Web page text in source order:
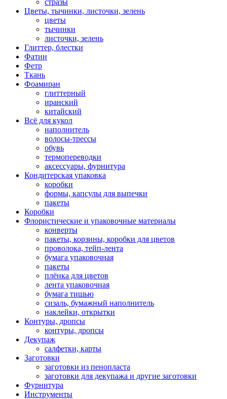
стразы
Цветы, тычинки, листочки, зелень
цветы
тычинки
листочки, зелень
Глиттер, блестки
Фатин
Фетр
Ткань
Фоамиран
глиттерный
иранский
китайский
Всё для кукол
наполнитель
волосы-трессы
обувь
термопереводки
аксессуары, фурнитура
Кондитерская упаковка
коробки
формы, капсулы для выпечки
пакеты
Коробки
Флористические и упаковочные материалы
конверты
пакеты, корзины, коробки для цветов
проволока, тейп-лента
бумага упаковочная
пакеты
плёнка для цветов
лента упаковочная
бумага тишью
сизаль, бумажный наполнитель
наклейки, открытки
Контуры, дропсы
контуры, дропсы
Декупаж
салфетки, карты
Заготовки
заготовки из пенопласта
заготовки для декупажа и другие заготовки
Фурнитура
Инструменты